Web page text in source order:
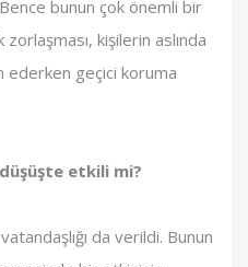
bunun çok önemli bir
kişilerin aslında
ederken geçici koruma
etkili mi?
da verildi. Bunun